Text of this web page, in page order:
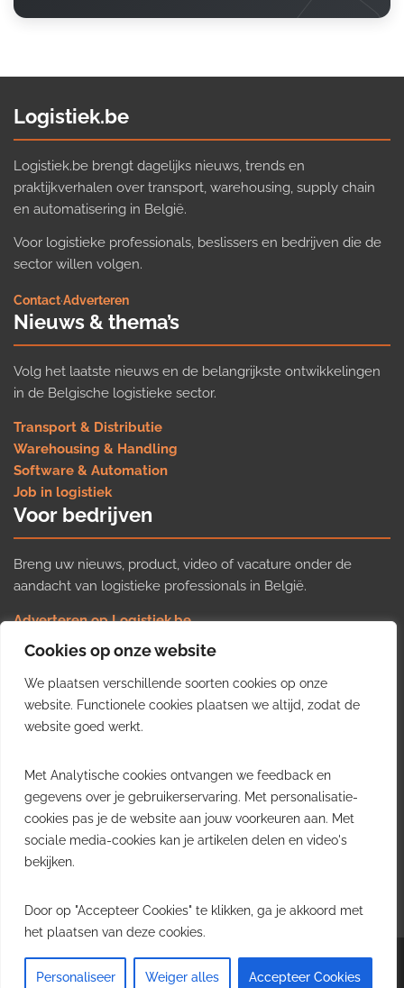
Cookies op onze website
We plaatsen verschillende soorten cookies op onze
website. Functionele cookies plaatsen we altijd, zodat de
website goed werkt.
Met Analytische cookies ontvangen we feedback en
gegevens over je gebruikerservaring. Met personalisatie-
cookies pas je de website aan jouw voorkeuren aan. Met
sociale media-cookies kan je artikelen delen en video's
bekijken.
Door op "Accepteer Cookies" te klikken, ga je akkoord met
het plaatsen van deze cookies.
Personaliseer Weiger alles Accepteer Cookies
Logistiek.be
Logistiek.be brengt dagelijks nieuws, trends en
praktijkverhalen over transport, warehousing, supply chain
en automatisering in België.
Voor logistieke professionals, beslissers en bedrijven die de
sector willen volgen.
Contact·Adverteren
Nieuws & thema’s
Volg het laatste nieuws en de belangrijkste ontwikkelingen
in de Belgische logistieke sector.
Transport & Distributie
Warehousing & Handling
Software & Automation
Job in logistiek
Voor bedrijven
Breng uw nieuws, product, video of vacature onder de
aandacht van logistieke professionals in België.
Adverteren op Logistiek.be
Nieuws insturen
Uw video op Logistiek.TV
Job plaatsen
Gratis wekelijkse update
inzichten uit de Belgische logistieke sector in uw inbox.
Ontvang je gratis
wekelijkse update
Uitschrijven kan altijd.
Copyright © 2026Logistiek.be. All rights reserved.Theme:Envinceby ThemeGrill.